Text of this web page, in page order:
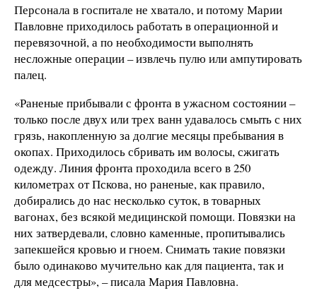
Персонала в госпитале не хватало, и потому Марии
Павловне приходилось работать в операционной и
перевязочной, а по необходимости выполнять
несложные операции – извлечь пулю или ампутировать
палец.
«Раненые прибывали с фронта в ужасном состоянии –
только после двух или трех ванн удавалось смыть с них
грязь, накопленную за долгие месяцы пребывания в
окопах. Приходилось сбривать им волосы, сжигать
одежду. Линия фронта проходила всего в 250
километрах от Пскова, но раненые, как правило,
добирались до нас несколько суток, в товарных
вагонах, без всякой медицинской помощи. Повязки на
них затвердевали, словно каменные, пропитывались
запекшейся кровью и гноем. Снимать такие повязки
было одинаково мучительно как для пациента, так и
для медсестры», – писала Мария Павловна.